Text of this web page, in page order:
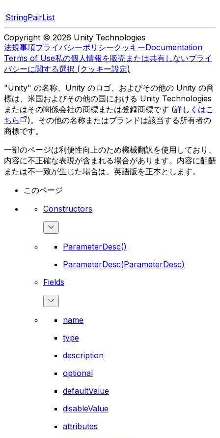
StringPairList
Copyright © 2026 Unity Technologies
法規事項プライバシーポリシークッキーDocumentation
Terms of Use私の個人情報を販売または共有しないプライ
バシーに関する選択 (クッキー設定)
"Unity" の名称、Unity のロゴ、およびその他の Unity の商
標は、米国およびその他の国における Unity Technologies
またはその関係会社の商標または登録商標です (詳しくはこ
ちら
)。その他の名称またはブランドは該当する所有者の
商標です。
一部のページは利便性向上のため機械翻訳を使用しており、
内容に不正確な表現が含まれる場合があります。内容に齟齬
または不一致が生じた場合は、英語版を正本とします。
このページ
Constructors
ParameterDesc()
ParameterDesc(ParameterDesc)
Fields
name
type
description
optional
defaultValue
disableValue
attributes